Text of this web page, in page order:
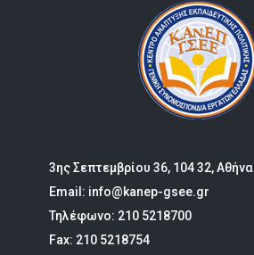
3ης Σεπτεμβρίου 36, 104 32, Αθήνα
Email: info@kanep-gsee.gr
Τηλέφωνο: 210 5218700
Fax: 210 5218754